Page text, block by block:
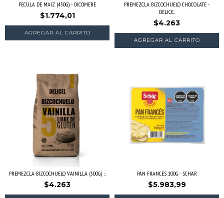
FECULA DE MAIZ (450G) - DICOMERE
$1.774,01
PREMEZCLA BIZCOCHUELO CHOCOLATE -
DELICE...
$4.263
PREMEZCLA BIZCOCHUELO VAINILLA (500G) -...
$4.263
PAN FRANCÉS 100G - SCHAR
$5.983,99